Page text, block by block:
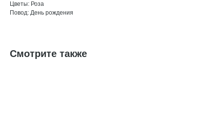
Цветы: Роза
Повод: День рождения
Смотрите также